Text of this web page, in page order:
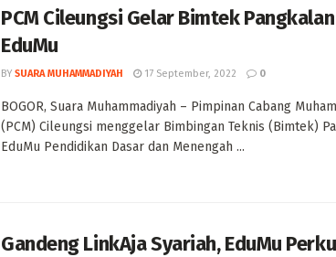
PCM Cileungsi Gelar Bimtek
EduMu
BY SUARA MUHAMMADIYAH 17 September, 2022 0
BOGOR, Suara Muhammadiyah – Pimpinan Cabang
(PCM) Cileungsi menggelar Bimbingan Teknis (Bimtek)
EduMu Pendidikan Dasar dan Menengah ...
Gandeng LinkAja Syariah, EduMu